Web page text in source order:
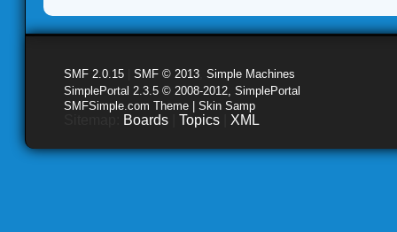
SMF 2.0.15 SMF © 2013 Simple Machines
SimplePortal 2.3.5 © 2008-2012, SimplePortal
SMFSimple.com Theme | Skin Samp
Boards Topics XML